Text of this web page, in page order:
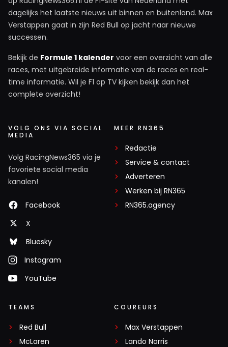
dagelijks het laatste nieuws uit binnen en buitenland. Max
Verstappen gaat in zijn Red Bull op jacht naar nieuwe
successen.
Bekijk de Formule 1 kalender voor een overzicht van alle
races, met uitgebreide informatie van de races en real-
time informatie. Wil je F1 op TV kijken bekijk dan het
complete overzicht!
VOLG ONS VIA SOCIAL
MEDIA
Volg RacingNews365 via je
favoriete social media
kanalen!
Facebook
X
Bluesky
Instagram
YouTube
MEER RN365
Redactie
Service & contact
Adverteren
Werken bij RN365
RN365.agency
TEAMS
Red Bull
McLaren
COUREURS
Max Verstappen
Lando Norris